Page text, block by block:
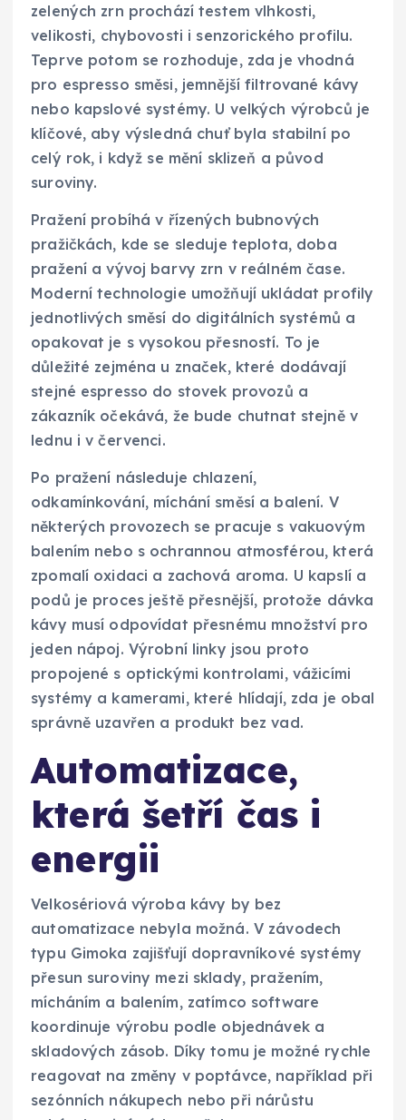
zelených zrn prochází testem vlhkosti,
velikosti, chybovosti i senzorického profilu.
Teprve potom se rozhoduje, zda je vhodná
pro espresso směsi, jemnější filtrované kávy
nebo kapslové systémy. U velkých výrobců je
klíčové, aby výsledná chuť byla stabilní po
celý rok, i když se mění sklizeň a původ
suroviny.
Pražení probíhá v řízených bubnových
pražičkách, kde se sleduje teplota, doba
pražení a vývoj barvy zrn v reálném čase.
Moderní technologie umožňují ukládat profily
jednotlivých směsí do digitálních systémů a
opakovat je s vysokou přesností. To je
důležité zejména u značek, které dodávají
stejné espresso do stovek provozů a
zákazník očekává, že bude chutnat stejně v
lednu i v červenci.
Po pražení následuje chlazení,
odkamínkování, míchání směsí a balení. V
některých provozech se pracuje s vakuovým
balením nebo s ochrannou atmosférou, která
zpomalí oxidaci a zachová aroma. U kapslí a
podů je proces ještě přesnější, protože dávka
kávy musí odpovídat přesnému množství pro
jeden nápoj. Výrobní linky jsou proto
propojené s optickými kontrolami, vážicími
systémy a kamerami, které hlídají, zda je obal
správně uzavřen a produkt bez vad.
Automatizace,
která šetří čas i
energii
Velkosériová výroba kávy by bez
automatizace nebyla možná. V závodech
typu Gimoka zajišťují dopravníkové systémy
přesun suroviny mezi sklady, pražením,
mícháním a balením, zatímco software
koordinuje výrobu podle objednávek a
skladových zásob. Díky tomu je možné rychle
reagovat na změny v poptávce, například při
sezónních nákupech nebo při nárůstu